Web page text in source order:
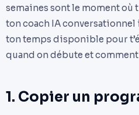
semaines sont le moment où
ton coach IA
ton temps disponible pour
quand on débute et
1. Copier un